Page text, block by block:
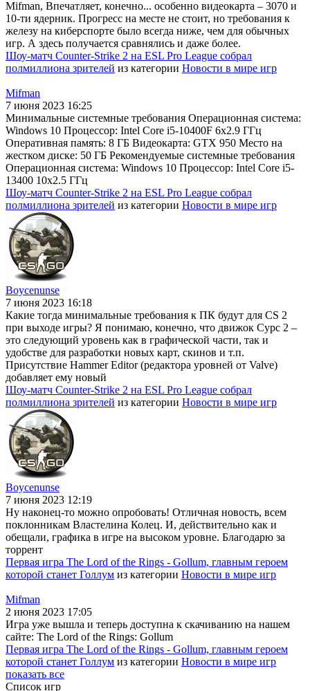
Mifman, Впечатляет, конечно... особенно видеокарта – 3070 и
10-ти ядерник. Прогресс на месте не стоит, но требования к
железу на киберспорте было всегда ниже, чем для обычных
игр. А здесь получается сравнялись и даже более.
Шоу-матч Counter-Strike 2 на ESL Pro League собрал
полмиллиона зрителей из категории Новости в мире игр
Mifman
7 июня 2023 16:25
Минимальные системные требования Операционная система:
Windows 10 Процессор: Intel Core i5-10400F 6x2.9 ГГц
Оперативная память: 8 ГБ Видеокарта: GTX 950 Место на
жестком диске: 50 ГБ Рекомендуемые системные требования
Операционная система: Windows 10 Процессор: Intel Core i5-
13400 10x2.5 ГГц
Шоу-матч Counter-Strike 2 на ESL Pro League собрал
полмиллиона зрителей из категории Новости в мире игр
Boycenunse
7 июня 2023 16:18
Какие тогда минимальные требования к ПК будут для CS 2
при выходе игры? Я понимаю, конечно, что движок Сурс 2 –
это следующий уровень как в графической части, так и
удобстве для разработки новых карт, скинов и т.п.
Присутствие Hammer Editor (редактора уровней от Valve)
добавляет ему новый
Шоу-матч Counter-Strike 2 на ESL Pro League собрал
полмиллиона зрителей из категории Новости в мире игр
Boycenunse
7 июня 2023 12:19
Ну наконец-то можно опробовать! Отличная новость, всем
поклонникам Властелина Колец. И, действительно как и
обещали, графика в игре на высоком уровне. Благодарю за
торрент
Первая игра The Lord of the Rings - Gollum, главным героем
которой станет Голлум из категории Новости в мире игр
Mifman
2 июня 2023 17:05
Игра уже вышла и теперь доступна к скачиванию на нашем
сайте: The Lord of the Rings: Gollum
Первая игра The Lord of the Rings - Gollum, главным героем
которой станет Голлум из категории Новости в мире игр
показать все
Список игр